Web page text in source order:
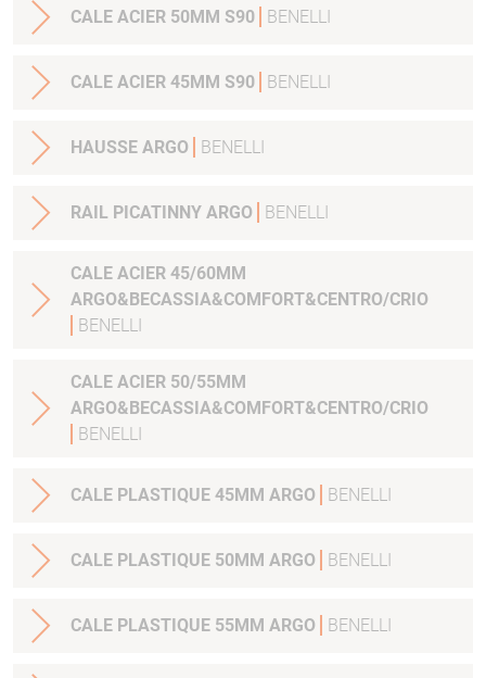
CALE ACIER 50MM S90 BENELLI
CALE ACIER 45MM S90 BENELLI
HAUSSE ARGO BENELLI
RAIL PICATINNY ARGO BENELLI
CALE ACIER 45/60MM
ARGO&BECASSIA&COMFORT&CENTRO/CRIO
BENELLI
CALE ACIER 50/55MM
ARGO&BECASSIA&COMFORT&CENTRO/CRIO
BENELLI
CALE PLASTIQUE 45MM ARGO BENELLI
CALE PLASTIQUE 50MM ARGO BENELLI
CALE PLASTIQUE 55MM ARGO BENELLI